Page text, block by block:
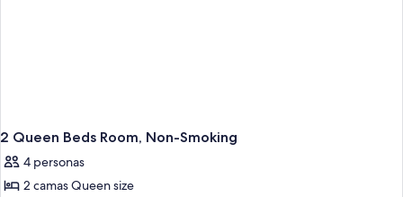
2 Queen Beds Room, Non-Smoking
4 personas
2 camas Queen size